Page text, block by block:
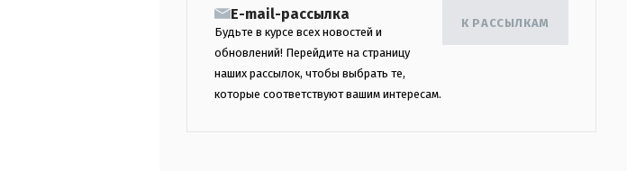
E-mail-рассылка
Будьте в курсе всех новостей и
обновлений! Перейдите на страницу
наших рассылок, чтобы выбрать те,
которые соответствуют вашим интересам.
К РАССЫЛКАМ